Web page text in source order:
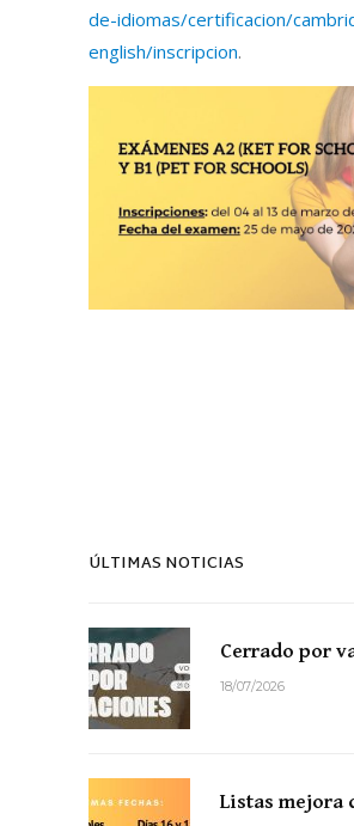
de-idiomas/certificacion/
english/inscripcion.
ÚLTIMAS NOTICIAS
Cerrado por
18/07/2026
Listas mejora